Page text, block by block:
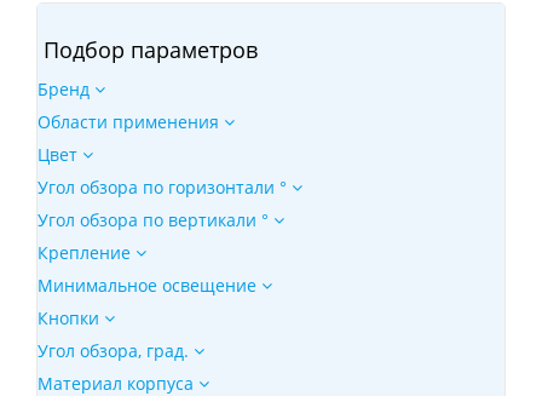
Подбор параметров
Бренд
Области применения
Цвет
Угол обзора по горизонтали °
Угол обзора по вертикали °
Крепление
Минимальное освещение
Кнопки
Угол обзора, град.
Материал корпуса